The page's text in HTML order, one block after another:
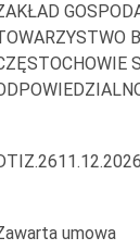
umowa